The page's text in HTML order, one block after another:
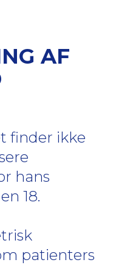
AF
finder ikke
hans
18.
patienters